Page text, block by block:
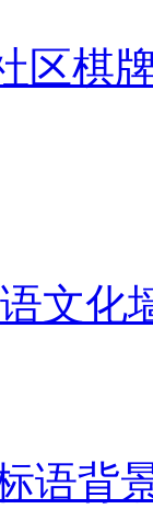
区棋
文化
语背